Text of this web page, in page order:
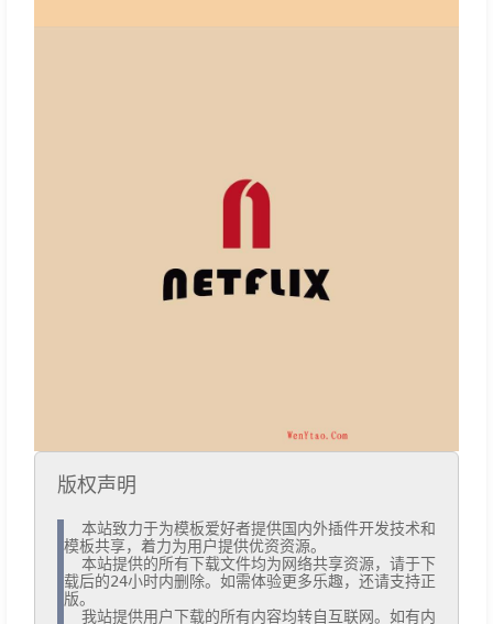
版权声明
模板共享，着力为用户提供优资资源。
载后的24小时内删除。如需体验更多乐趣，还请支持正
版。